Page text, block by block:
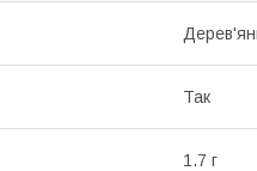
Так
1.7 г